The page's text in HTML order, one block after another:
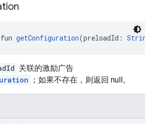
getConfiguration(preloadId: String
关联的激励广告
；如果不存在，则返回 null。